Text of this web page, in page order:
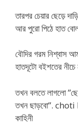
তারপর চেয়ার ছেড়ে
আর পুরো পিঠে হাত
বৌদির গরম নিশ্বাস
হাতদূটো বইশতের নীচে
তখন বলতে লাগলো
তখন ছাড়বো”. choti
কাহিনী